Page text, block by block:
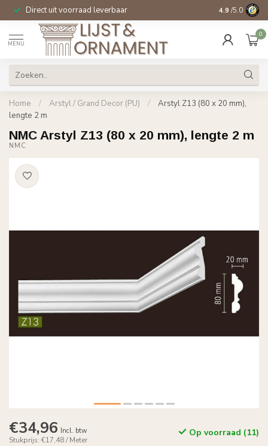
Direct uit voorraad leverbaar 14 dagen
4.9 /5.0
MENU
0
Home / Arstyl / Grand Decor (PU) /
Arstyl Z13 (80 x 20 mm),
lengte 2 m
NMC Arstyl Z13 (80 x 20 mm), lengte 2 m
NMC
€34,96 Incl. btw
Stukprijs: €17,48 / Meter
Op voorraad (11)